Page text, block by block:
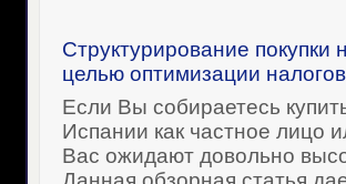
Структурирование
целью оптимизации налогов
Если Вы собираетесь
Испании как частное
Вас ожидают довольно